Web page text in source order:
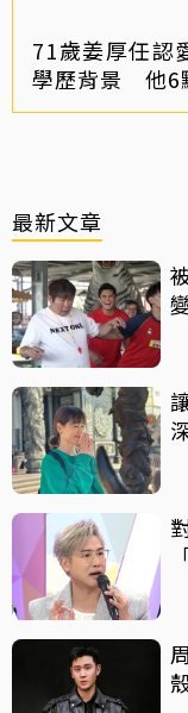
71歲姜厚任認
學歷背景 他6
最新文章